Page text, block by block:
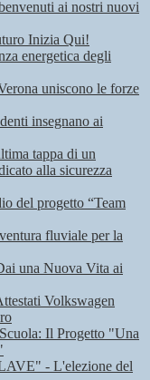
ai nostri nuovi
Inizia Qui!
energetica degli
uniscono le forze
insegnano ai
tappa di un
alla sicurezza
del progetto “Team
fluviale per la
una Nuova Vita ai
Volkswagen
Il Progetto "Una
- L'elezione del